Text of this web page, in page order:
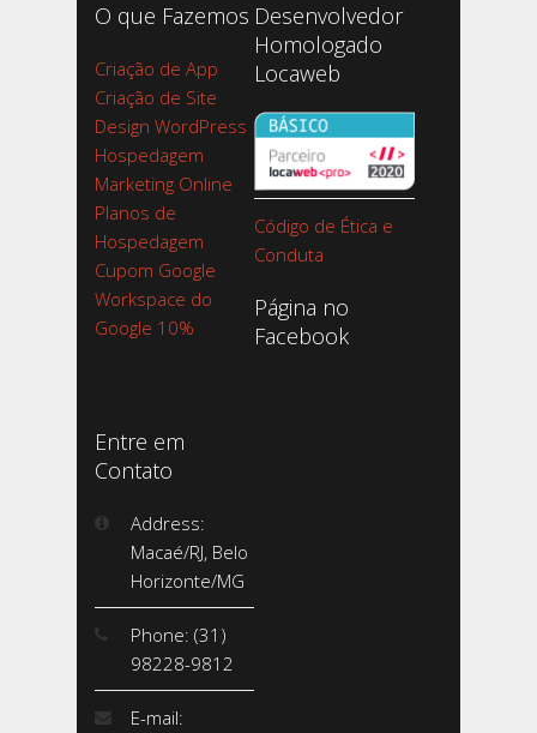
O que Fazemos
Criação de App
Criação de Site
Design WordPress
Hospedagem
Marketing Online
Planos de
Hospedagem
Cupom Google
Workspace do
Google 10%
Desenvolvedor
Homologado
Locaweb
Código de Ética e
Conduta
Página no
Facebook
Entre em
Contato
Address:
Macaé/RJ, Belo
Horizonte/MG
Phone: (31)
98228-9812
E-mail: